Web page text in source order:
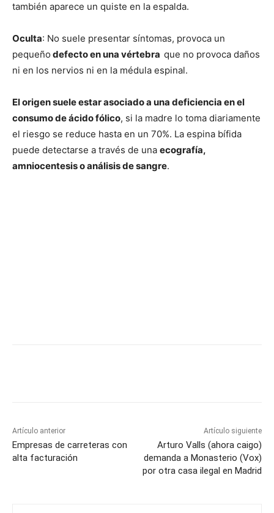
también aparece un quiste en la espalda.
Oculta: No suele presentar síntomas, provoca un
pequeño defecto en una vértebra que no provoca daños
ni en los nervios ni en la médula espinal.
El origen suele estar asociado a una deficiencia en el
consumo de ácido fólico, si la madre lo toma diariamente
el riesgo se reduce hasta en un 70%. La espina bífida
puede detectarse a través de una ecografía,
amniocentesis o análisis de sangre.
Artículo anterior
Empresas de carreteras con
alta facturación
Artículo siguiente
Arturo Valls (ahora caigo)
demanda a Monasterio (Vox)
por otra casa ilegal en Madrid